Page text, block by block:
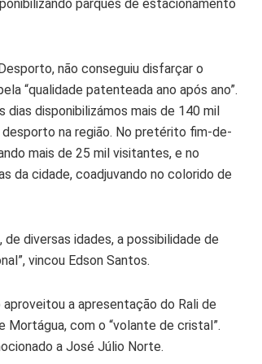
parques de estacionamento
não conseguiu disfarçar o
“qualidade patenteada ano após ano”.
dias disponibilizámos mais de 140 mil
na região. No pretérito fim-de-
mais de 25 mil visitantes, e no
da cidade, coadjuvando no colorido de
diversas idades, a possibilidade de
vincou Edson Santos.
a apresentação do Rali de
Mortágua, com o “volante de cristal”.
a José Júlio Norte.